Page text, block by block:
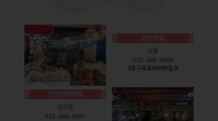
건강짱백화점
견과류
032-468-9887
궁중떡집
식품
032-468-5088
3호구포로800번길 8